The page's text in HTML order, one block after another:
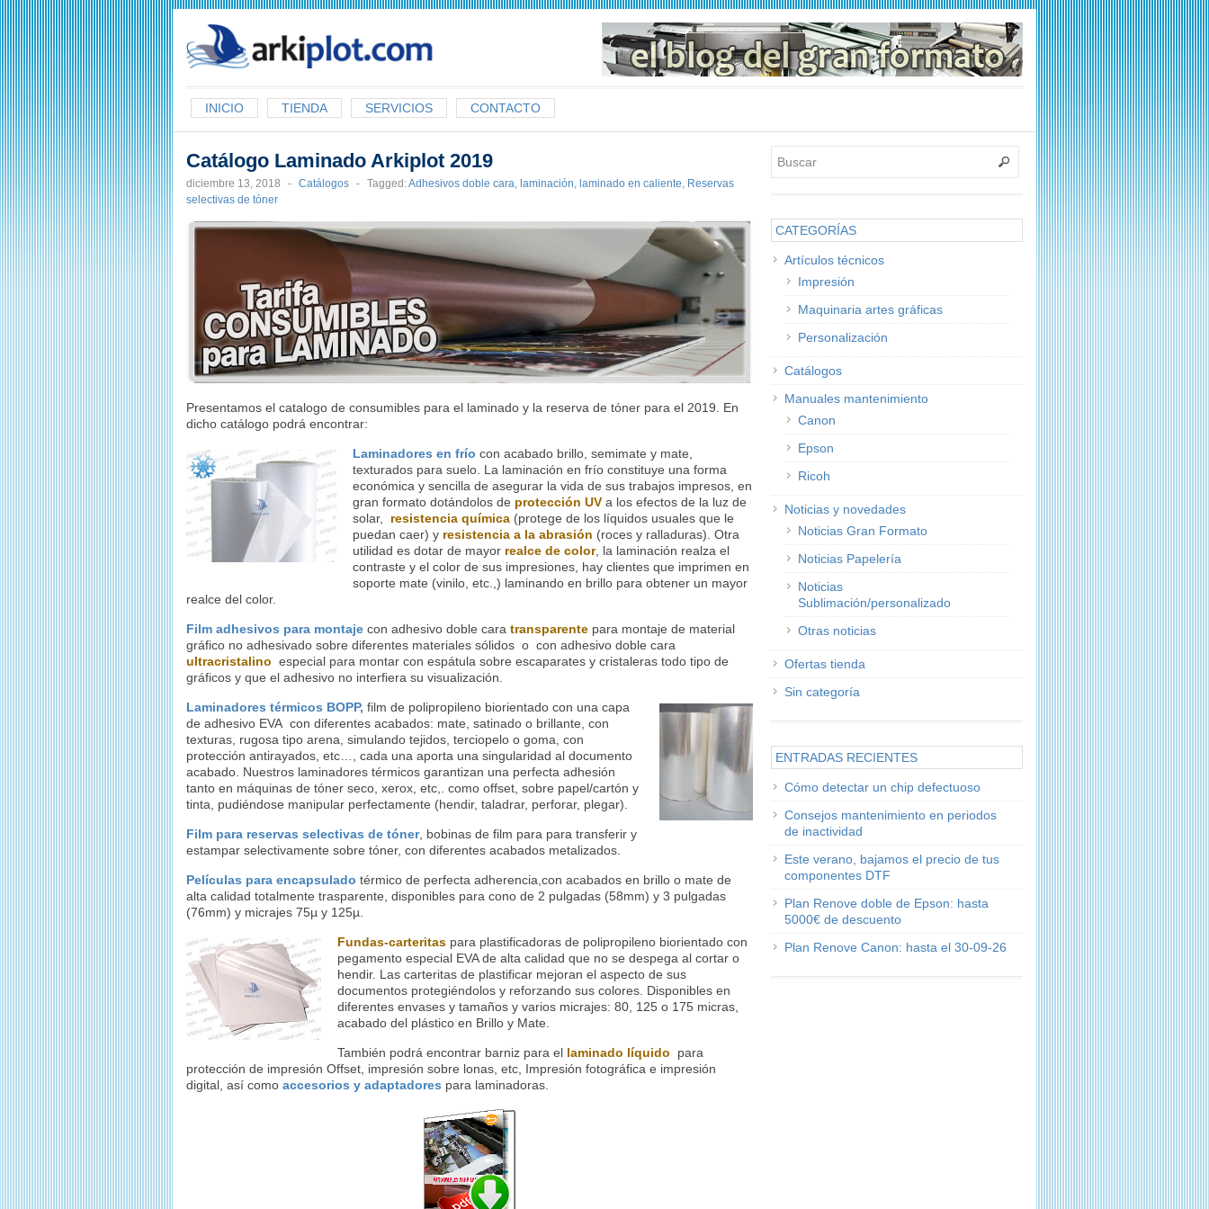
INICIO TIENDA SERVICIOS CONTACTO
Catálogo Laminado Arkiplot 2019
diciembre 13, 2018 - Catálogos - Tagged:Adhesivos doble cara, laminación, laminado en caliente, Reservas
selectivas de tóner
Presentamos el catalogo de consumibles para el laminado y la reserva de tóner para el 2019. En
dicho catálogo podrá encontrar:
Laminadores en frío con acabado brillo, semimate y mate,
texturados para suelo. La laminación en frío constituye una forma
económica y sencilla de asegurar la vida de sus trabajos impresos, en
gran formato dotándolos de protección UVa los efectos de la luz de
solar, resistencia química(protege de los líquidos usuales que le
puedan caer) y resistencia a la abrasión (roces y ralladuras). Otra
utilidad es dotar de mayor realce de color, la laminación realza el
contraste y el color de sus impresiones, hay clientes que imprimen en
soporte mate (vinilo, etc.,) laminando en brillo para obtener un mayor
realce del color.
Film adhesivos para montaje con adhesivo doble cara transparente para montaje de material
gráfico no adhesivado sobre diferentes materiales sólidos o con adhesivo doble cara
ultracristalino especial para montar con espátula sobre escaparates y cristaleras todo tipo de
gráficos y que el adhesivo no interfiera su visualización.
Laminadores térmicos BOPP, film de polipropileno biorientado con una capa
de adhesivo EVA con diferentes acabados: mate, satinado o brillante, con
texturas, rugosa tipo arena, simulando tejidos, terciopelo o goma, con
protección antirayados, etc…, cada una aporta una singularidad al documento
acabado. Nuestros laminadores térmicos garantizan una perfecta adhesión
tanto en máquinas de tóner seco, xerox, etc,. como offset, sobre papel/cartón y
tinta, pudiéndose manipular perfectamente (hendir, taladrar, perforar, plegar).
Film para reservas selectivas de tóner, bobinas de film para para transferir y
estampar selectivamente sobre tóner, con diferentes acabados metalizados.
Películas para encapsulado térmico de perfecta adherencia,con acabados en brillo o mate de
alta calidad totalmente trasparente, disponibles para cono de 2 pulgadas (58mm) y 3 pulgadas
(76mm) y micrajes 75µ y 125µ.
Fundas-carteritaspara plastificadoras de polipropileno biorientado con
pegamento especial EVA de alta calidad que no se despega al cortar o
hendir. Las carteritas de plastificar mejoran el aspecto de sus
documentos protegiéndolos y reforzando sus colores. Disponibles en
diferentes envases y tamaños y varios micrajes: 80, 125 o 175 micras,
acabado del plástico en Brillo y Mate.
También podrá encontrar barniz para el laminado líquido para
protección de impresión Offset, impresión sobre lonas, etc, Impresión fotográfica e impresión
digital, así como accesorios y adaptadores para laminadoras.
CATEGORÍAS
Artículos técnicos
Impresión
Maquinaria artes gráficas
Personalización
Catálogos
Manuales mantenimiento
Canon
Epson
Ricoh
Noticias y novedades
Noticias Gran Formato
Noticias Papelería
Noticias
Sublimación/personalizado
Otras noticias
Ofertas tienda
Sin categoría
ENTRADAS RECIENTES
Cómo detectar un chip defectuoso
Consejos mantenimiento en periodos
de inactividad
Este verano, bajamos el precio de tus
componentes DTF
Plan Renove doble de Epson: hasta
5000€ de descuento
Plan Renove Canon: hasta el 30-09-26